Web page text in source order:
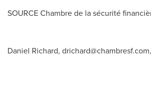
SOURCEChambre de lasécurité
Daniel Richard, drichard@chambresf.com